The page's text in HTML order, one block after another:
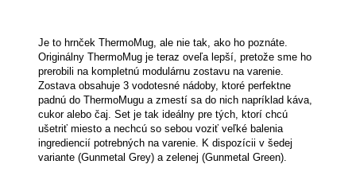
Je to hrnček ThermoMug, ale nie tak, ako ho poznáte.
Originálny ThermoMug je teraz oveľa lepší, pretože sme ho
prerobili na kompletnú modulárnu zostavu na varenie.
Zostava obsahuje 3 vodotesné nádoby, ktoré perfektne
padnú do ThermoMugu a zmestí sa do nich napríklad káva,
cukor alebo čaj. Set je tak ideálny pre tých, ktorí chcú
ušetriť miesto a nechcú so sebou voziť veľké balenia
ingrediencií potrebných na varenie. K dispozícii v šedej
variante (Gunmetal Grey) a zelenej (Gunmetal Green).